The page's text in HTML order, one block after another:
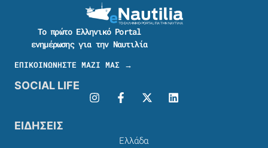
Το πρώτο Ελληνικό Portal
ενημέρωσης για την Ναυτιλία
ΕΠΙΚΟΙΝΩΝΗΣΤΕ ΜΑΖΙ ΜΑΣ →
SOCIAL LIFE
ΕΙΔΗΣΕΙΣ
Ελλάδα